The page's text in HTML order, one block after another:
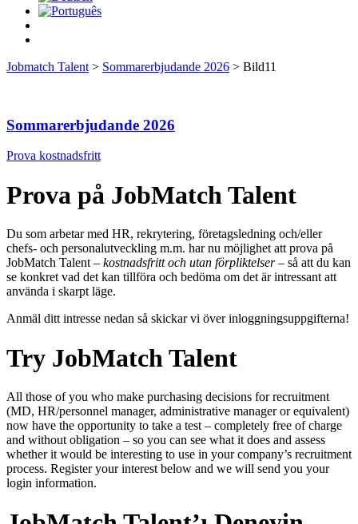
Jobmatch Talent > Sommarerbjudande 2026 > Bild11
Sommarerbjudande 2026
Prova kostnadsfritt
Prova på JobMatch Talent
Du som arbetar med HR, rekrytering, företagsledning och/eller
chefs- och personalutveckling m.m. har nu möjlighet att prova på
JobMatch Talent – kostnadsfritt och utan förpliktelser– så att du kan
se konkret vad det kan tillföra och bedöma om det är intressant att
använda i skarpt läge.
Anmäl ditt intresse nedan så skickar vi över inloggningsuppgifterna!
Try JobMatch Talent
All those of you who make purchasing decisions for recruitment
(MD, HR/personnel manager, administrative manager or equivalent)
now have the opportunity to take a test – completely free of charge
and without obligation – so you can see what it does and assess
whether it would be interesting to use in your company’s recruitment
process. Register your interest below and we will send you your
login information.